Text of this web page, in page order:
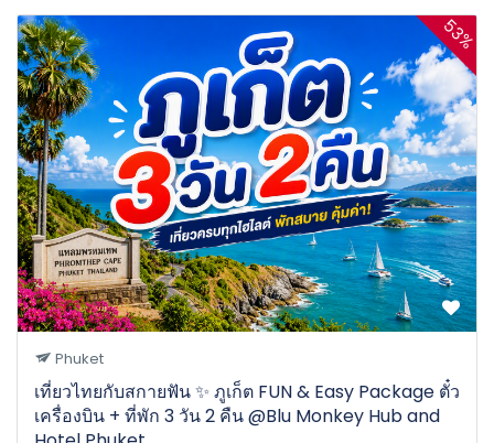
53%
Phuket
เที่ยวไทยกับสกายฟัน ✨ ภูเก็ต FUN & Easy Package ตั๋ว
เครื่องบิน + ที่พัก 3 วัน 2 คืน @Blu Monkey Hub and